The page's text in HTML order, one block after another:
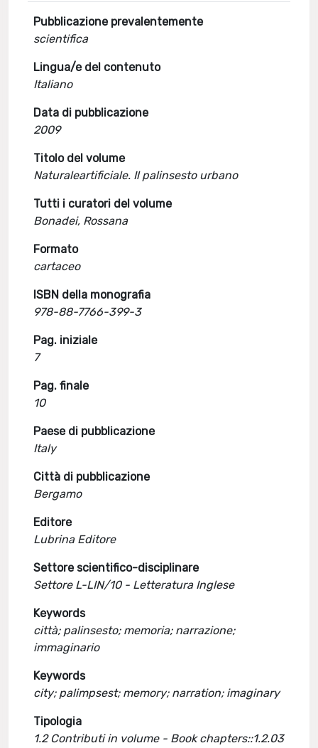
Pubblicazione prevalentemente
scientifica
Lingua/e del contenuto
Italiano
Data di pubblicazione
2009
Titolo del volume
Naturaleartificiale. Il palinsesto urbano
Tutti i curatori del volume
Bonadei, Rossana
Formato
cartaceo
ISBN della monografia
978-88-7766-399-3
Pag. iniziale
7
Pag. finale
10
Paese di pubblicazione
Italy
Città di pubblicazione
Bergamo
Editore
Lubrina Editore
Settore scientifico-disciplinare
Settore L-LIN/10 - Letteratura Inglese
Keywords
città; palinsesto; memoria; narrazione;
immaginario
Keywords
city; palimpsest; memory; narration; imaginary
Tipologia
1.2 Contributi in volume - Book chapters::1.2.03